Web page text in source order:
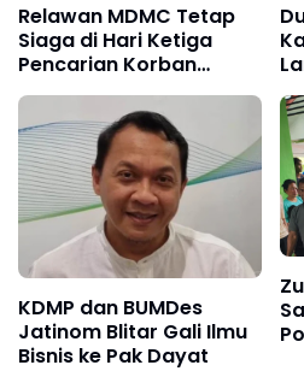
Relawan MDMC Tetap
Siaga di Hari Ketiga
Pencarian Korban
Terseret Ombak
KDMP dan BUMDes
Jatinom Blitar Gali Ilmu
Bisnis ke Pak Dayat